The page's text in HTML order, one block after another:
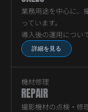
業務用途を中心に、
っています。
導入後の運用につい
詳細を見る
機材修理
REPAIR
撮影機材の点検・修